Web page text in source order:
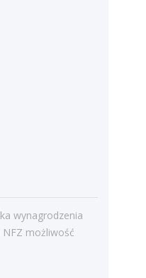
wynagrodzenia
możliwość